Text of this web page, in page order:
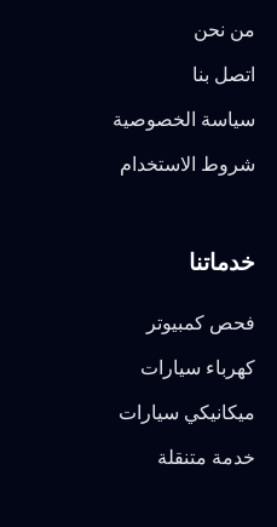
من نحن
اتصل بنا
سياسة الخصوصية
شروط الاستخدام
خدماتنا
فحص كمبيوتر
كهرباء سيارات
ميكانيكي سيارات
خدمة متنقلة